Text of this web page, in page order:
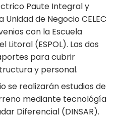
Paute Integral y
Unidad de Negocio CELEC
con la Escuela
Litoral (ESPOL). Las dos
para cubrir
y personal.
se realizarán estudios de
mediante tecnológía
Diferencial (DINSAR).